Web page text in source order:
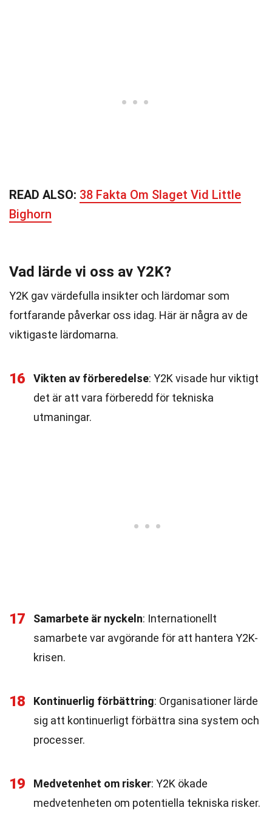
READ ALSO: 38 Fakta Om Slaget Vid Little
Bighorn
Vad lärde vi oss av Y2K?
Y2K gav värdefulla insikter och lärdomar som
fortfarande påverkar oss idag. Här är några av de
viktigaste lärdomarna.
16 Vikten av förberedelse: Y2K visade hur viktigt
det är att vara förberedd för tekniska
utmaningar.
17 Samarbete är nyckeln: Internationellt
samarbete var avgörande för att hantera Y2K-
krisen.
18 Kontinuerlig förbättring: Organisationer lärde
sig att kontinuerligt förbättra sina system och
processer.
19 Medvetenhet om risker: Y2K ökade
medvetenheten om potentiella tekniska risker.